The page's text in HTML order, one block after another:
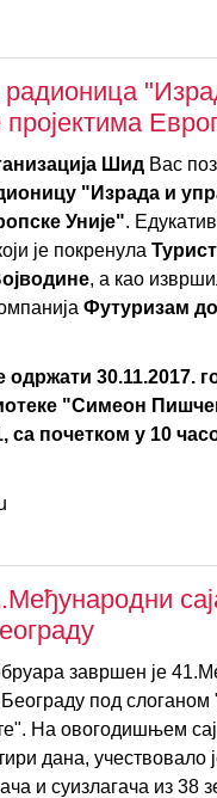
радионица
Шид Вас
"Израда и
Уније".
је покренула
, а као
Футуризам
одржати 30.11.2017.
"Симеон
са почетком у 10
завршен је
под слоганом
На овогодишњем
дана, учествовало
и суизлагача из 38